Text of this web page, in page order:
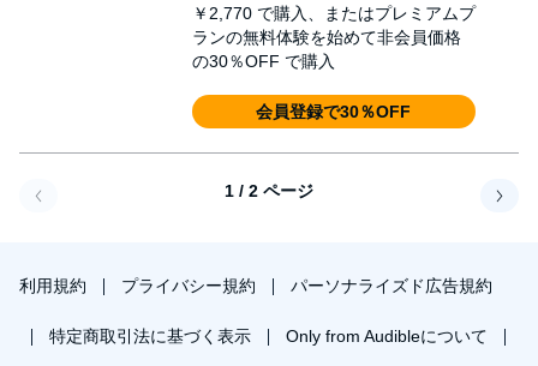
￥2,770 で購入、またはプレミアムプ
ランの無料体験を始めて非会員価格
の30％OFF で購入
会員登録で30％OFF
1 / 2 ページ
利用規約 プライバシー規約 パーソナライズド広告規約
特定商取引法に基づく表示 Only from Audibleについて